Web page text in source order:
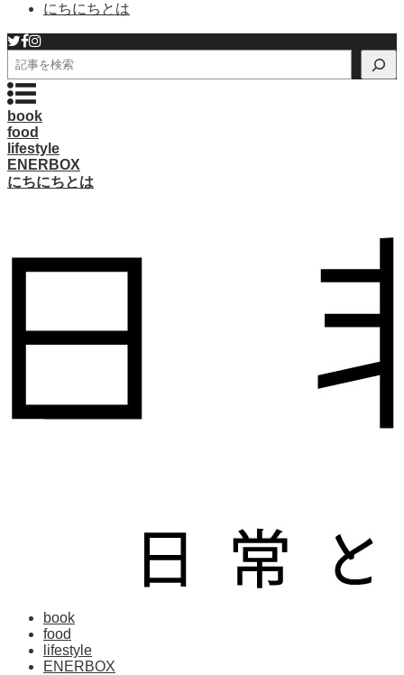
にちにちとは
検
索
book
food
lifestyle
ENERBOX
にちにちとは
book
food
lifestyle
ENERBOX